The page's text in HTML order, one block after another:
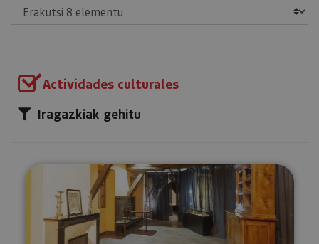
Actividades culturales
Iragazkiak gehitu
Bisitatu Urdazubiko